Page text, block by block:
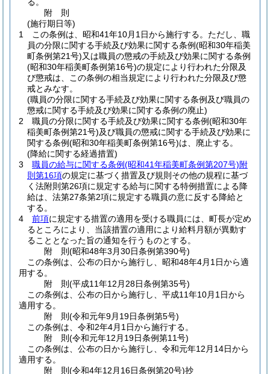
附 則
(施行期日等)
1
この条例は、昭和41年10月1日から施行する。 ただし、職
員の分限に関する手続及び効果に関する条例(昭和30年稲美
町条例第21号)又は職員の懲戒の手続及び効果に関する条例
(昭和30年稲美町条例第16号)の規定により行われた分限及
び懲戒は、この条例の相当規定により行われた分限及び懲
戒とみなす。
(職員の分限に関する手続及び効果に関する条例及び職員の
懲戒に関する手続及び効果に関する条例の廃止)
2
職員の分限に関する手続及び効果に関する条例(昭和30年
稲美町条例第21号)及び職員の懲戒に関する手続及び効果に
関する条例(昭和30年稲美町条例第16号)は、廃止する。
(降給に関する経過措置)
3
職員の給与に関する条例(昭和41年稲美町条例第207号)附
則第16項の規定に基づく措置及び規則その他の規程に基づ
く法附則第26項に規定する給与に関する特例措置による降
給は、法第27条第2項に規定する職員の意に反する降給と
する。
4
前項に規定する措置の適用を受ける職員には、町長が定め
るところにより、当該措置の適用により給料月額が異動す
ることとなった旨の通知を行うものとする。
附 則(昭和48年3月30日条例第390号)
この条例は、公布の日から施行し、昭和48年4月1日から適
用する。
附 則(平成11年12月28日条例第35号)
この条例は、公布の日から施行し、平成11年10月1日から
適用する。
附 則(令和元年9月19日条例第5号)
この条例は、令和2年4月1日から施行する。
附 則(令和元年12月19日条例第11号)
この条例は、公布の日から施行し、令和元年12月14日から
適用する。
附 則(令和4年12月16日条例第20号)抄